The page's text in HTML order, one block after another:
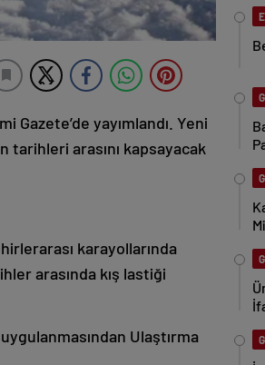
Gazete’de yayımlandı. Yeni
tarihleri arasını kapsayacak
karayollarında
arasında kış lastiği
Ulaştırma